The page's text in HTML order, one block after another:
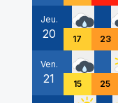
Jeu.
20 17 23
Ven.
21 15 25